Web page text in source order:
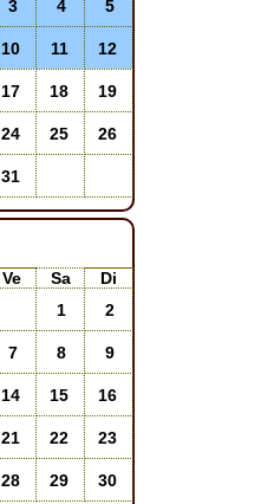
3 4 5
10 11 12
17 18 19
24 25 26
31
Ve Sa Di
1 2
7 8 9
14 15 16
21 22 23
28 29 30